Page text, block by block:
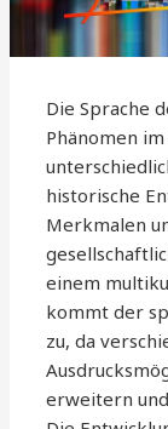
Die Sprache
Phänomen
historische
Merkmalen
einem
kommt der
zu, da
erweitern